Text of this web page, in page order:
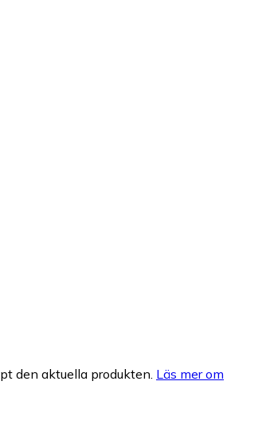
den aktuella produkten. Läs mer om